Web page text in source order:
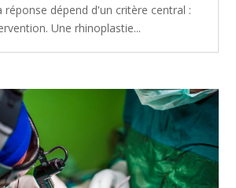
réponse dépend d'un critère central :
Une rhinoplastie...